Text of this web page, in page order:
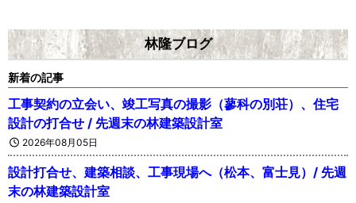
林隆ブログ
新着の記事
工事契約の立会い、竣工写真の撮影（蓼科の別荘）、住宅
設計の打合せ / 先週末の林建築設計室
2026年08月05日
設計打合せ、建築相談、工事現場へ（松本、富士見）/ 先週
末の林建築設計室